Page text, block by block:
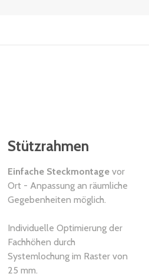
Stützrahmen
Einfache Steckmontagevor
Ort - Anpassung an räumliche
Gegebenheiten möglich.
Individuelle Optimierung der
Fachhöhen durch
Systemlochung im Raster von
25 mm.